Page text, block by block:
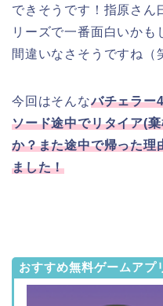
できそうです！指原さん
リーズで一番面白いかも
間違いなさそうですね（
今回はそんなバチェラー
ソード途中でリタイア(
か？また途中で帰った理
ました！
おすすめ無料ゲームアプ